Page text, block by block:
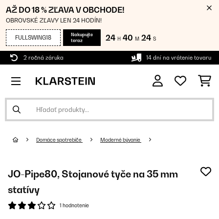
AŽ DO 18 % ZĽAVA V OBCHODE!
OBROVSKÉ ZĽAVY LEN 24 HODÍN!
FULLSWING18
Nakupujte
teraz
24 H 40 M 22 S
2 ročná záruka 14 dní na vrátenie tovaru
Domáce spotrebiče Moderné bývanie
JO-Pipe80, Stojanové tyče na 35 mm
statívy
1 hodnotenie